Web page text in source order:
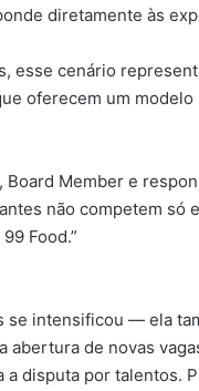
diretamente às
esse cenário
oferecem um
, Board Member e
não competem só
Food.”
se intensificou — ela
abertura de novas
disputa por talentos.